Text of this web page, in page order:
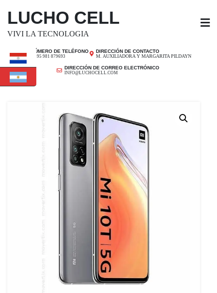
LUCHO CELL
VIVI LA TECNOLOGIA
NÚMERO DE TELÉFONO
+ 595 981 879693
DIRECCIÓN DE CONTACTO
M. AUXILIADORA Y MARGARITA PILDAYN
DIRECCIÓN DE CORREO ELECTRÓNICO
INFO@LUCHOCELL.COM